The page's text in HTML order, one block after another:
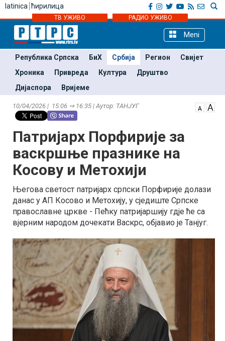
latinica ћирилица
ТВ УЖИВО РАДИО УЖИВО
Meni
Република Српска БиХ Србија Регион
Свијет
Хроника
Привреда Култура
Друштво
Дијаспора
Вријеме
10/04/2026 | 15:06 ⇒ 16:35 | Аутор: ТАНЈУГ
Патријарх Порфирије за
васкршње празнике на
Косову и Метохији
Његова светост патријарх српски Порфирије долази
данас у АП Косово и Метохију, у сједиште Српске
православне цркве - Пећку патријаршију гдје ће са
вјерним народом дочекати Васкрс, објавио је Танјуг.